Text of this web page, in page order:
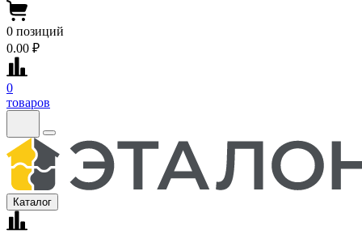
0 позиций
0.00 ₽
0
товаров
Каталог